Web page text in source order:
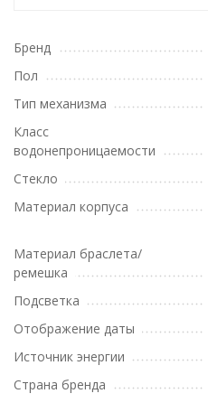
Бренд
Пол
Тип механизма
Класс
водонепроницаемости
Стекло
Материал корпуса
Материал браслета/
ремешка
Подсветка
Отображение даты
Источник энергии
Страна бренда